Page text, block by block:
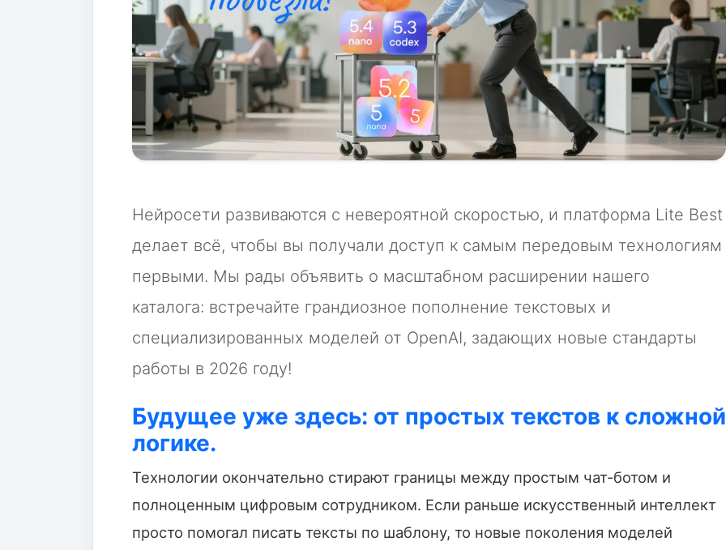
Нейросети развиваются с невероятной скоростью, и платформа Lite Best
делает всё, чтобы вы получали доступ к самым передовым технологиям
первыми. Мы рады объявить о масштабном расширении нашего
каталога: встречайте грандиозное пополнение текстовых и
специализированных моделей от OpenAI, задающих новые стандарты
работы в 2026 году!
Будущее уже здесь: от простых текстов к сложной
логике.
Технологии окончательно стирают границы между простым чат-ботом и
полноценным цифровым сотрудником. Если раньше искусственный интеллект
просто помогал писать тексты по шаблону, то новые поколения моделей